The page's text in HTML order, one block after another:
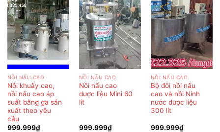
NỒI NẤU CAO
Nồi khuấy cao,
nồi nấu cao áp
suất bằng ga sản
xuất theo yêu
cầu
999.999₫
NỒI NẤU CAO
Nồi nấu cao
dược liệu Mini 60
lít
999.999₫
NỒI NẤU CAO
Bộ đôi nồi nấu
cao và nồi Ninh
nước dược liệu
300 lít
999.999₫